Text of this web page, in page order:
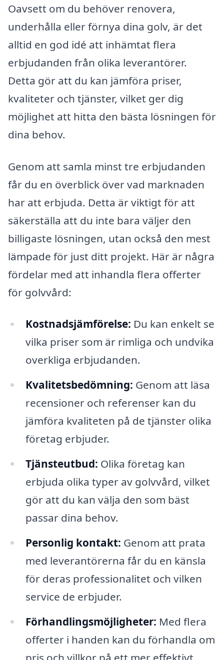
Oavsett om du behöver renovera,
underhålla eller förnya dina golv, är det
alltid en god idé att inhämtat flera
erbjudanden från olika leverantörer.
Detta gör att du kan jämföra priser,
kvaliteter och tjänster, vilket ger dig
möjlighet att hitta den bästa lösningen för
dina behov.
Genom att samla minst tre erbjudanden
får du en överblick över vad marknaden
har att erbjuda. Detta är viktigt för att
säkerställa att du inte bara väljer den
billigaste lösningen, utan också den mest
lämpade för just ditt projekt. Här är några
fördelar med att inhandla flera offerter
för golvvård:
Kostnadsjämförelse: Du kan enkelt se
vilka priser som är rimliga och undvika
overkliga erbjudanden.
Kvalitetsbedömning: Genom att läsa
recensioner och referenser kan du
jämföra kvaliteten på de tjänster olika
företag erbjuder.
Tjänsteutbud: Olika företag kan
erbjuda olika typer av golvvård, vilket
gör att du kan välja den som bäst
passar dina behov.
Personlig kontakt: Genom att prata
med leverantörerna får du en känsla
för deras professionalitet och vilken
service de erbjuder.
Förhandlingsmöjligheter: Med flera
offerter i handen kan du förhandla om